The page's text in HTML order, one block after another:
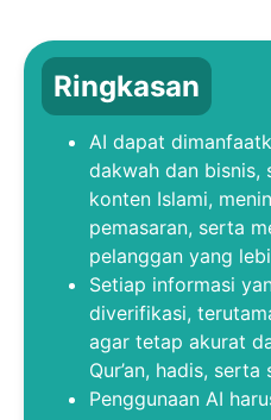
Ringkasan
AI dapat
dakwah dan bisnis,
konten Islami,
pemasaran, serta
pelanggan yang
Setiap informasi
diverifikasi,
agar tetap akurat
Qur’an, hadis,
Penggunaan AI